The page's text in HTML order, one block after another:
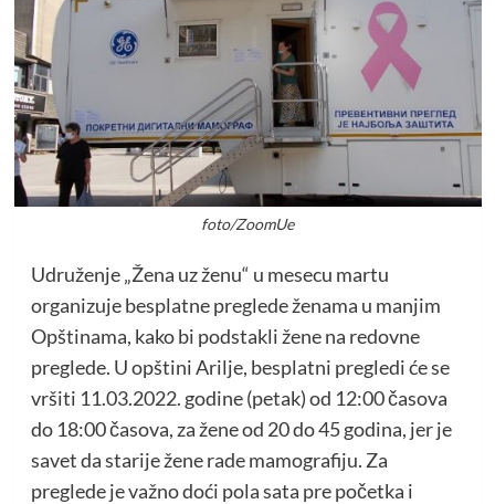
foto/ZoomUe
Udruženje „Žena uz ženu“ u mesecu martu
organizuje besplatne preglede ženama u manjim
Opštinama, kako bi podstakli žene na redovne
preglede. U opštini Arilje, besplatni pregledi će se
vršiti 11.03.2022. godine (petak) od 12:00 časova
do 18:00 časova, za žene od 20 do 45 godina, jer je
savet da starije žene rade mamografiju. Za
preglede je važno doći pola sata pre početka i